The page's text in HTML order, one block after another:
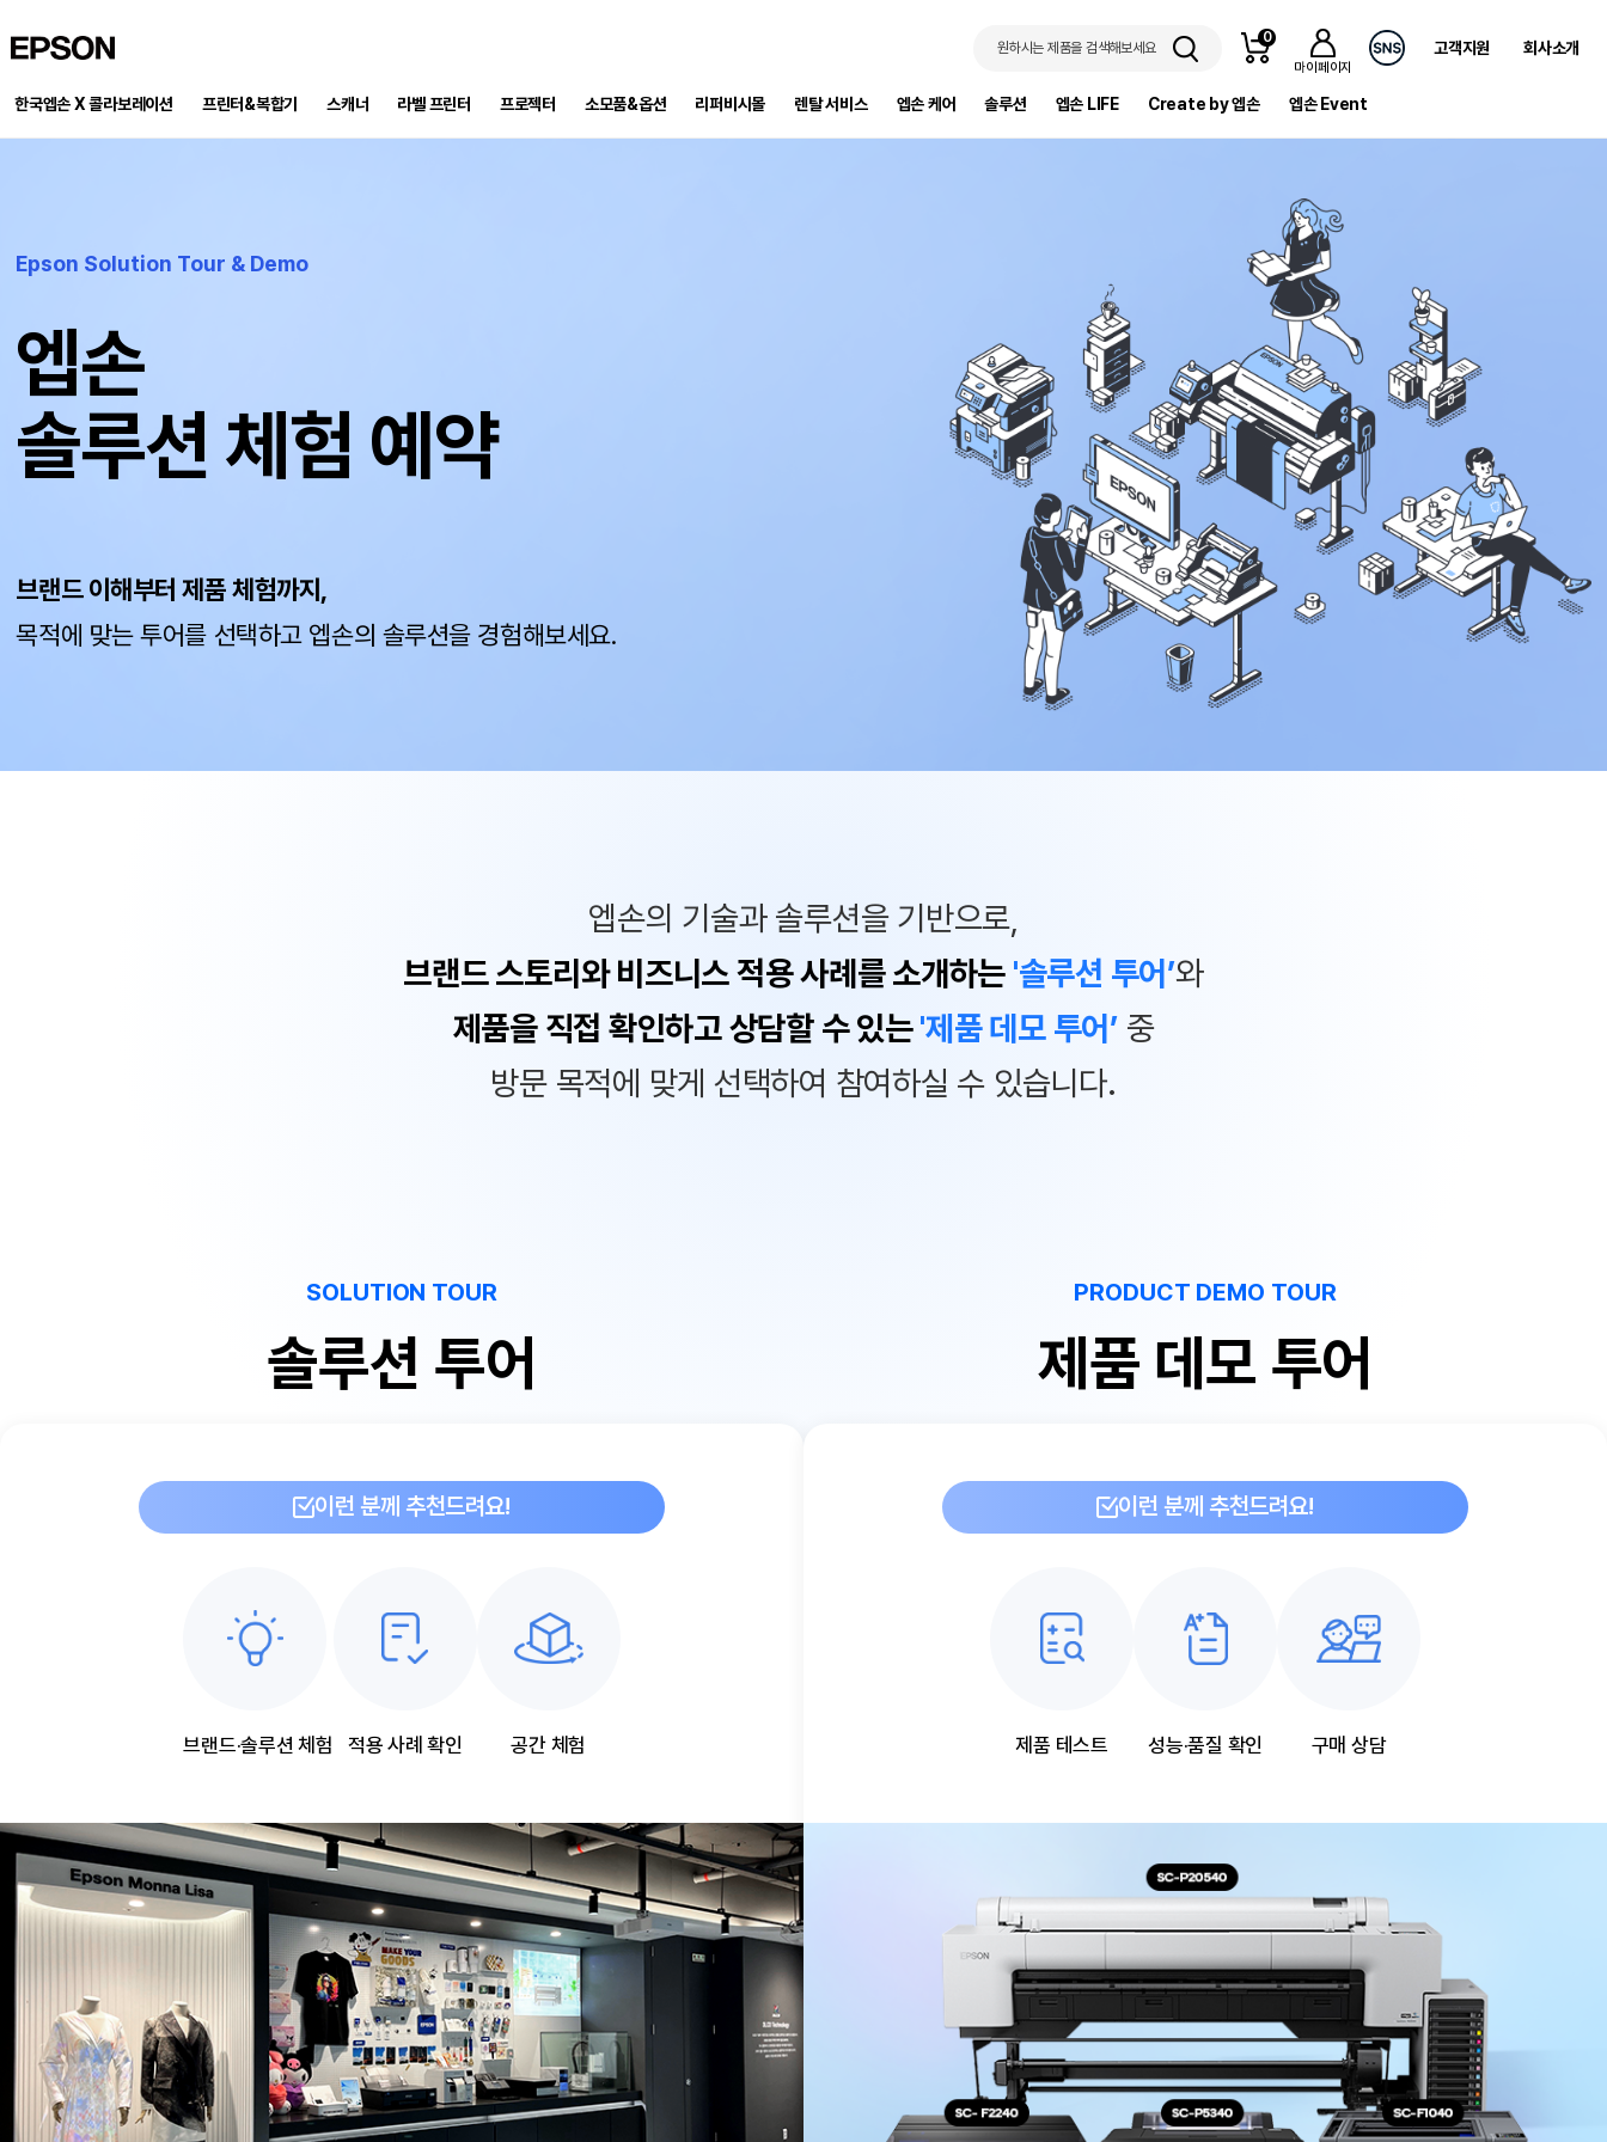
원하시는 제품을 검색해보세요
0
마이페이지
고객지원 회사소개
한국엡손 X 콜라보레이션 프린터&복합기 스캐너 라벨 프린터 프로젝터 소모품&옵션 리퍼비시몰 렌탈 서비스 엡손 케어 솔루션 엡손 LIFE Create by 엡손 엡손 Event
Epson Solution Tour & Demo
엡손
솔루션 체험 예약
브랜드 이해부터 제품 체험까지,
목적에 맞는 투어를 선택하고 엡손의 솔루션을 경험해보세요.
엡손의 기술과 솔루션을 기반으로,
브랜드 스토리와 비즈니스 적용 사례를 소개하는 '솔루션 투어’와
제품을 직접 확인하고 상담할 수 있는'제품 데모 투어’중
방문 목적에 맞게 선택하여 참여하실 수 있습니다.
SOLUTION TOUR
솔루션 투어
이런 분께 추천드려요!
브랜드·솔루션 체험 적용 사례 확인 공간 체험
PRODUCT DEMO TOUR
제품 데모 투어
이런 분께 추천드려요!
제품 테스트 성능·품질 확인 구매 상담